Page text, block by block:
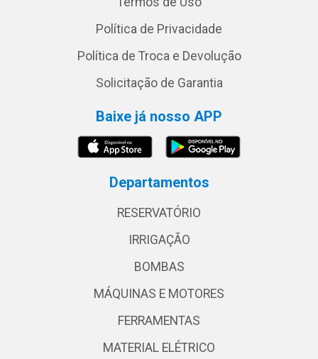
Política de Privacidade
Política de Troca e Devolução
Solicitação de Garantia
Baixe já nosso APP
Departamentos
RESERVATÓRIO
IRRIGAÇÃO
BOMBAS
MÁQUINAS E MOTORES
FERRAMENTAS
MATERIAL ELÉTRICO